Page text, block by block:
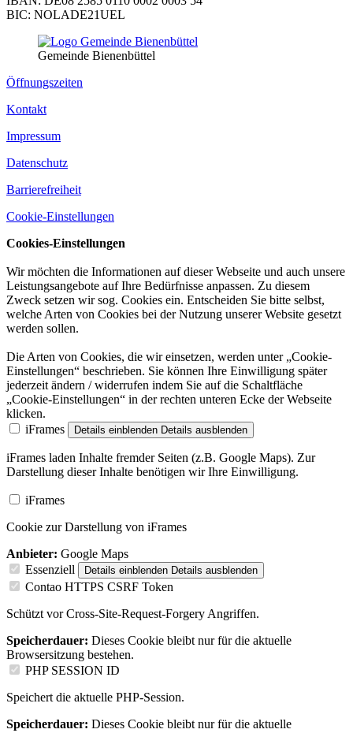
BIC: NOLADE21UEL
Gemeinde Bienenbüttel
Öffnungszeiten
Kontakt
Impressum
Datenschutz
Barrierefreiheit
Cookie-Einstellungen
Cookies-Einstellungen
Wir möchten die Informationen auf dieser Webseite und auch unsere
Leistungsangebote auf Ihre Bedürfnisse anpassen. Zu diesem
Zweck setzen wir sog. Cookies ein. Entscheiden Sie bitte selbst,
welche Arten von Cookies bei der Nutzung unserer Website gesetzt
werden sollen.
Die Arten von Cookies, die wir einsetzen, werden unter „Cookie-
Einstellungen“ beschrieben. Sie können Ihre Einwilligung später
jederzeit ändern / widerrufen indem Sie auf die Schaltfläche
„Cookie-Einstellungen“ in der rechten unteren Ecke der Webseite
klicken.
iFrames
Details einblenden Details ausblenden
iFrames laden Inhalte fremder Seiten (z.B. Google Maps). Zur
Darstellung dieser Inhalte benötigen wir Ihre Einwilligung.
iFrames
Cookie zur Darstellung von iFrames
Anbieter: Google Maps
Essenziell
Details einblenden Details ausblenden
Contao HTTPS CSRF Token
Schützt vor Cross-Site-Request-Forgery Angriffen.
Speicherdauer: Dieses Cookie bleibt nur für die aktuelle
Browsersitzung bestehen.
PHP SESSION ID
Speichert die aktuelle PHP-Session.
Speicherdauer: Dieses Cookie bleibt nur für die aktuelle